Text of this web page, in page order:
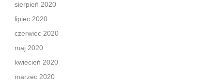
sierpień 2020
lipiec 2020
czerwiec 2020
maj 2020
kwiecień 2020
marzec 2020